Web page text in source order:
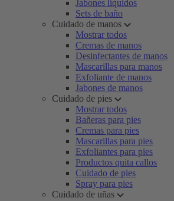
Jabones líquidos
Sets de baño
Cuidado de manos
Mostrar todos
Cremas de manos
Desinfectantes de manos
Mascarillas para manos
Exfoliante de manos
Jabones de manos
Cuidado de pies
Mostrar todos
Bañeras para pies
Cremas para pies
Mascarillas para pies
Exfoliantes para pies
Productos quita callos
Cuidado de pies
Spray para pies
Cuidado de uñas